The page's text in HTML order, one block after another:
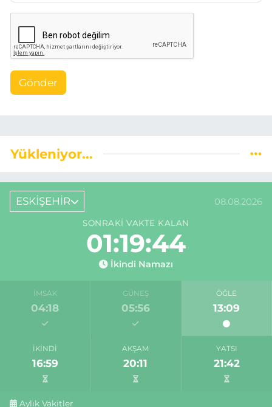
Gönder
Yükleniyor...
ESKİŞEHİR 08.08.2026
SONRAKI VAKTE KALAN
01:19:43
İkindi Namazı
İMSAK
04:18
GÜNEŞ
05:56
ÖĞLE
13:09
İKINDI
16:59
AKŞAM
20:11
YATSI
21:42
Aylık Vakitler